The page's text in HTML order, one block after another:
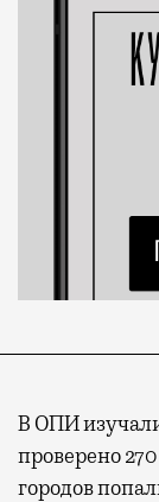
В ОПИ
проверено
городов